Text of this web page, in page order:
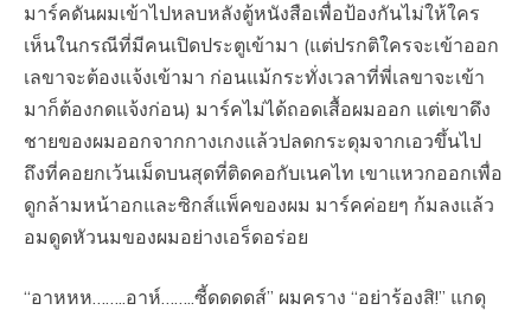
มาร์คดันผมเข้าไปหลบหลังตู้หนังสือเพื่อป้องกันไม่ให้ใคร
เห็นในกรณีที่มีคนเปิดประตูเข้ามา (แต่ปรกติใครจะเข้าออก
เลขาจะต้องแจ้งเข้ามา ก่อนแม้กระทั่งเวลาที่พี่เลขาจะเข้า
มาก็ต้องกดแจ้งก่อน) มาร์คไม่ได้ถอดเสื้อผมออก แต่เขาดึง
ชายของผมออกจากกางเกงแล้วปลดกระดุมจากเอวขึ้นไป
ถึงที่คอยกเว้นเม็ดบนสุดที่ติดคอกับเนคไท เขาแหวกออกเพื่อ
ดูกล้ามหน้าอกและซิกส์แพ็คของผม มาร์คค่อยๆ ก้มลงแล้ว
อมดูดหัวนมของผมอย่างเอร็ดอร่อย
“อาหหห……..อาห์……..ซี้ดดดดส์” ผมคราง “อย่าร้องสิ!” แกดุ